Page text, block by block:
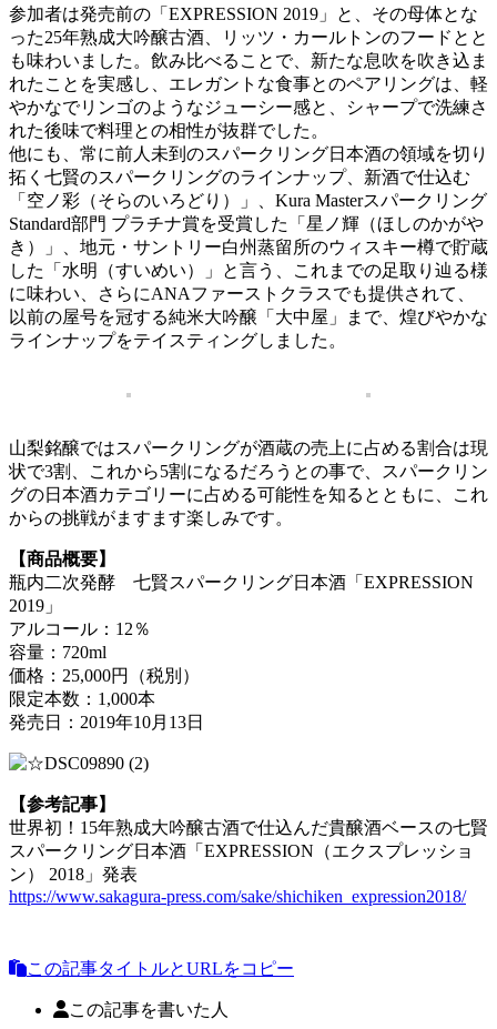
参加者は発売前の「EXPRESSION 2019」と、その母体とな
った25年熟成大吟醸古酒、リッツ・カールトンのフードとと
も味わいました。飲み比べることで、新たな息吹を吹き込ま
れたことを実感し、エレガントな食事とのペアリングは、軽
やかなでリンゴのようなジューシー感と、シャープで洗練さ
れた後味で料理との相性が抜群でした。
他にも、常に前人未到のスパークリング日本酒の領域を切り
拓く七賢のスパークリングのラインナップ、新酒で仕込む
「空ノ彩（そらのいろどり）」、Kura Masterスパークリング
Standard部門 プラチナ賞を受賞した「星ノ輝（ほしのかがや
き）」、地元・サントリー白州蒸留所のウィスキー樽で貯蔵
した「水明（すいめい）」と言う、これまでの足取り辿る様
に味わい、さらにANAファーストクラスでも提供されて、
以前の屋号を冠する純米大吟醸「大中屋」まで、煌びやかな
ラインナップをテイスティングしました。
山梨銘醸ではスパークリングが酒蔵の売上に占める割合は現
状で3割、これから5割になるだろうとの事で、スパークリン
グの日本酒カテゴリーに占める可能性を知るとともに、これ
からの挑戦がますます楽しみです。
【商品概要】
瓶内二次発酵 七賢スパークリング日本酒「EXPRESSION
2019」
アルコール：12％
容量：720ml
価格：25,000円（税別）
限定本数：1,000本
発売日：2019年10月13日
【参考記事】
世界初！15年熟成大吟醸古酒で仕込んだ貴醸酒ベースの七賢
スパークリング日本酒「EXPRESSION（エクスプレッショ
ン） 2018」発表
https://www.sakagura-press.com/sake/shichiken_expression2018/
この記事タイトルとURLをコピー
この記事を書いた人